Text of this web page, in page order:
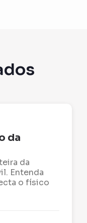
da
da
Entenda
o físico